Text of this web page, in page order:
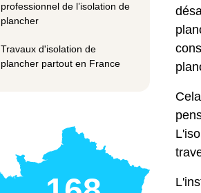
professionnel de l’isolation de
plancher
Travaux d'isolation de
plancher partout en France